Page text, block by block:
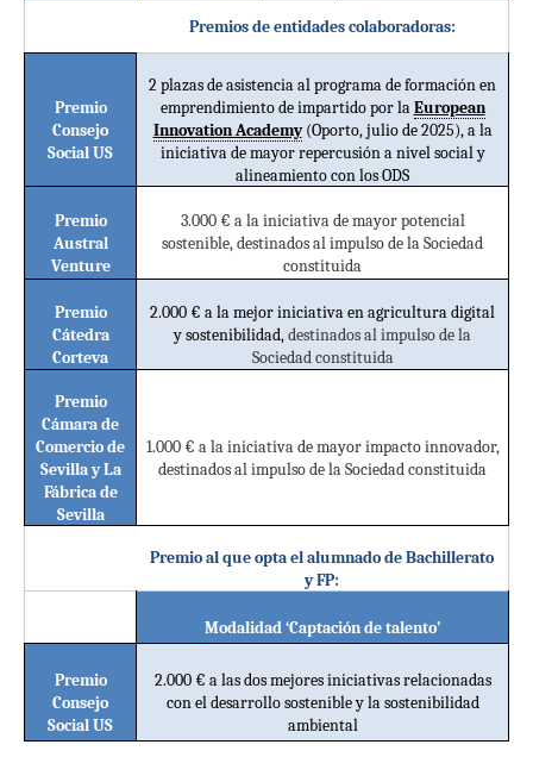
Premios de entidades colaboradoras:
Premio
Consejo
Social US
2 plazas de asistencia al programa de formación en
emprendimiento de impartido por laEuropean
Innovation Academy (Oporto, julio de 2025), a la
iniciativa de mayor repercusión a nivel social y
alineamiento con los ODS
Premio
Austral
Venture
3.000 € a la iniciativa de mayor potencial
sostenible, destinados al impulso de la Sociedad
constituida
Premio
Cátedra
Corteva
2.000 € a la mejor iniciativa en agricultura digital
y sostenibilidad,destinados al impulso de la
Sociedad constituida
Premio
Cámara de
Comercio de
Sevilla y La
Fábrica de
Sevilla
1.000 € a la iniciativa de mayor impacto innovador,
destinados al impulso de la Sociedad constituida
Premio al que opta el alumnado de Bachillerato
y FP:
Modalidad ‘Captación de talento’
Premio
Consejo
Social US
2.000 € a las dos mejores iniciativas relacionadas
con el desarrollo sostenible y la sostenibilidad
ambiental